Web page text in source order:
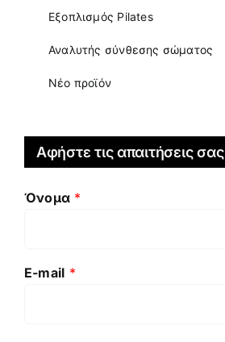
Εξοπλισμός Pilates
Αναλυτής σύνθεσης σώματος
Νέο προϊόν
Αφήστε τις απαιτήσεις σας
Όνομα *
E-mail *